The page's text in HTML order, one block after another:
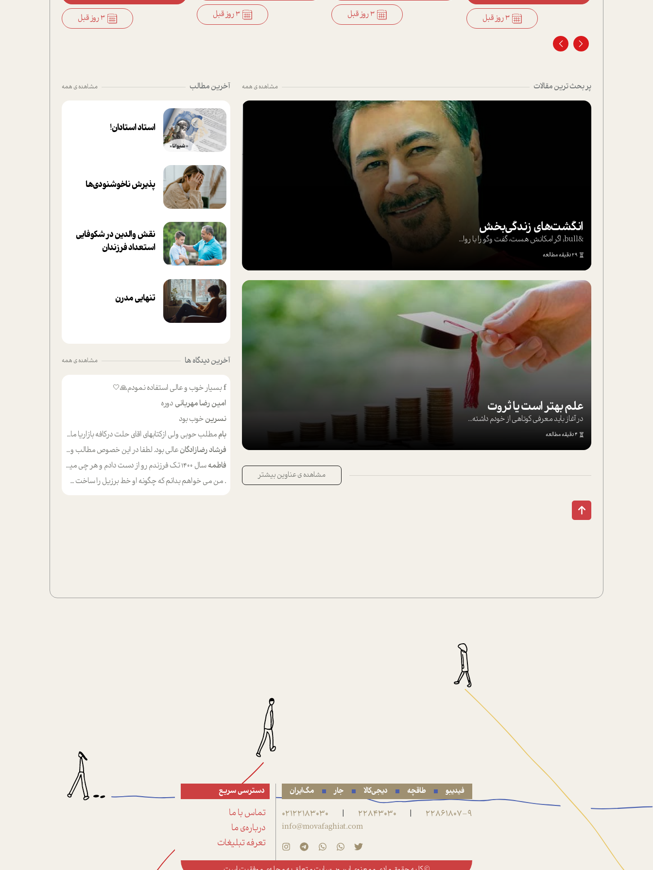
3 روز قبل 3 روز قبل 3 روز قبل 3 روز قبل
پر بحث ترین مقالات مشاهده ی همه
انگشت‌های‌ زندگی‌بخش
&bull; اگر امکانش هست، گفت وگو را با روا...
29 دقیقه مطالعه
علم بهتر است یا ثروت
در آغاز باید معرفی کوتاهی از خودم داشته...
4 دقیقه مطالعه
مشاهده ی عناوین بیشتر
آخرین مطالب مشاهده ی همه
استاد استادان!
پذیرش ناخوشنودی‌ها
نقش والدین در شکوفا‌یی
ا‌ستعداد فرزندان‌
تنهایی مدرن
آخرین دیدگاه ها مشاهده ی همه
fبسیار خوب و عالی استفاده نمودم🙏🤍
امین رضا مهربانی دوره
نسرینخوب بود
باممطلب حوبی ولی ازکتابهای اقای حلت درکافه بازاریا مایکت میزاشتن رایگان خوب بود ولی هرکدام خلاصه شده ش تومجله از طریق سایت هم خوبه اینکه درزیر اخرصفحه گذاشته شده خب ادم خبره میره نصب میکنه میخونه ولی هرکسی گوشیش ظرفیتش نداره باتشکر
فرشاد رضازادگانعالی بود. لطفا در این خصوص مطالب و مثال های بیشتر ی ارایه دهید
فاطمهسال ۱۴۰۰ تک فرزندم رو از دست دادم و هر چی میگذره حالم بدتر میشه و دلتنگتر تنایی رو ترجیح دادم و معاشرت برام سخت شده
.من می خواهم بدانم که چگونه او خط برزیل را ساخت چگونه با چه چیز هایی
فیدیبو طاقچه دیجی‌کالا جار مگ‌ایران
22861807-9
|
22843030
|
02122183030
info@movafaghiat.com
دسترسی سریع
تماس با ما
درباره‌ی ما
تعرفه تبلیغات